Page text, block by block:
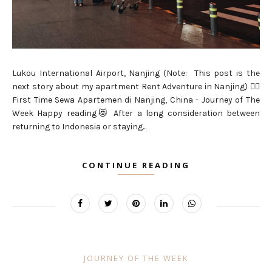
Lukou International Airport, Nanjing (Note: This post is the
next story about my apartment Rent Adventure in Nanjing) 👇🏻
First Time Sewa Apartemen di Nanjing, China - Journey of The
Week Happy reading😻 After a long consideration between
returning to Indonesia or staying...
CONTINUE READING
JOURNEY OF THE WEEK